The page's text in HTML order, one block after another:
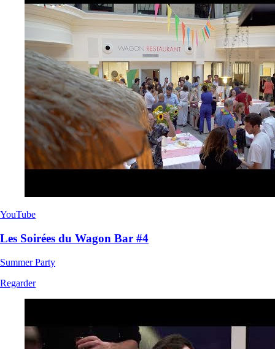
YouTube
Les Soirées du Wagon Bar #4
Summer Party
Regarder